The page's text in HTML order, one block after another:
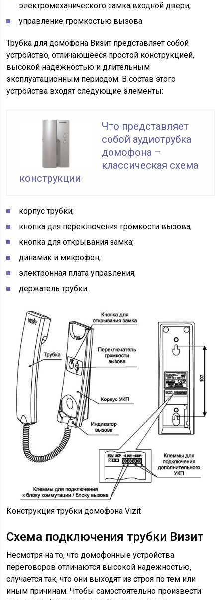
электромеханического замка входной двери;
управление громкостью вызова.
Трубка для домофона Визит представляет собой
устройство, отличающееся простой конструкцией,
высокой надежностью и длительным
эксплуатационным периодом. В состав этого
устройства входят следующие элементы:
Что представляет
собой аудиотрубка
домофона –
классическая схема
конструкции
корпус трубки;
кнопка для переключения громкости вызова;
кнопка для открывания замка;
динамик и микрофон;
электронная плата управления;
держатель трубки.
Конструкция трубки домофона Vizit
Схема подключения трубки Визит
Несмотря на то, что домофонные устройства
переговоров отличаются высокой надежностью,
случается так, что они выходят из строя по тем или
иным причинам. Чтобы самостоятельно произвести